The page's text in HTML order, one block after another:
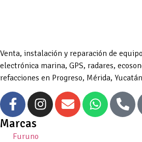
Venta, instalación y reparación de
electrónica marina, GPS, radares,
refacciones en Progreso, Mérida,
Marcas
Furuno